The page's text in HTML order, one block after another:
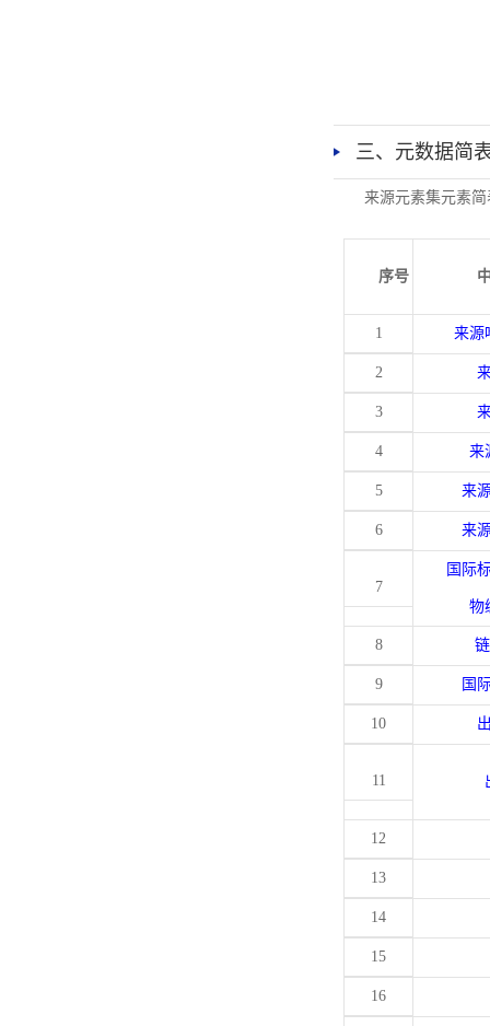
三、元数据简
来源元素集元素简
序号
1 来源
2
3
4 来
5 来
6 来
7
国际
物
8
9 国
10
11
12
13
14
15
16